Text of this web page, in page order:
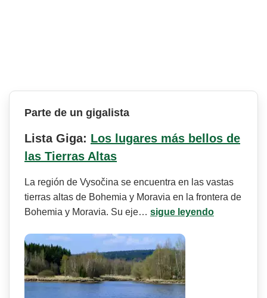
Parte de un gigalista
Lista Giga: Los lugares más bellos de
las Tierras Altas
La región de Vysočina se encuentra en las vastas
tierras altas de Bohemia y Moravia en la frontera de
Bohemia y Moravia. Su eje… sigue leyendo